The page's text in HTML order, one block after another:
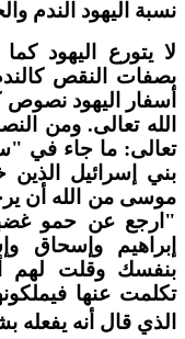
اليهود الندم
يتورع اليهود
النقص
اليهود نصوص
تعالى. ومن
ما جاء في
إسرائيل
من الله أن
عن حمو غضبك
وإسحاق
وقلت لهم
عنها
قال أنه يفعله